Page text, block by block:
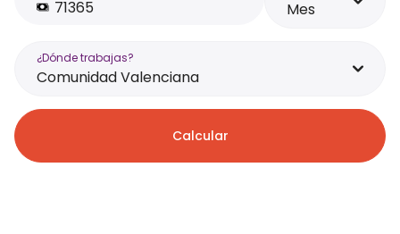
Mes
¿Dónde trabajas?
Comunidad Valenciana
Calcular